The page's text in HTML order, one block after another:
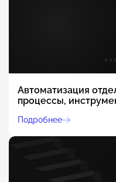
Автоматизация
процессы,
Подробнее